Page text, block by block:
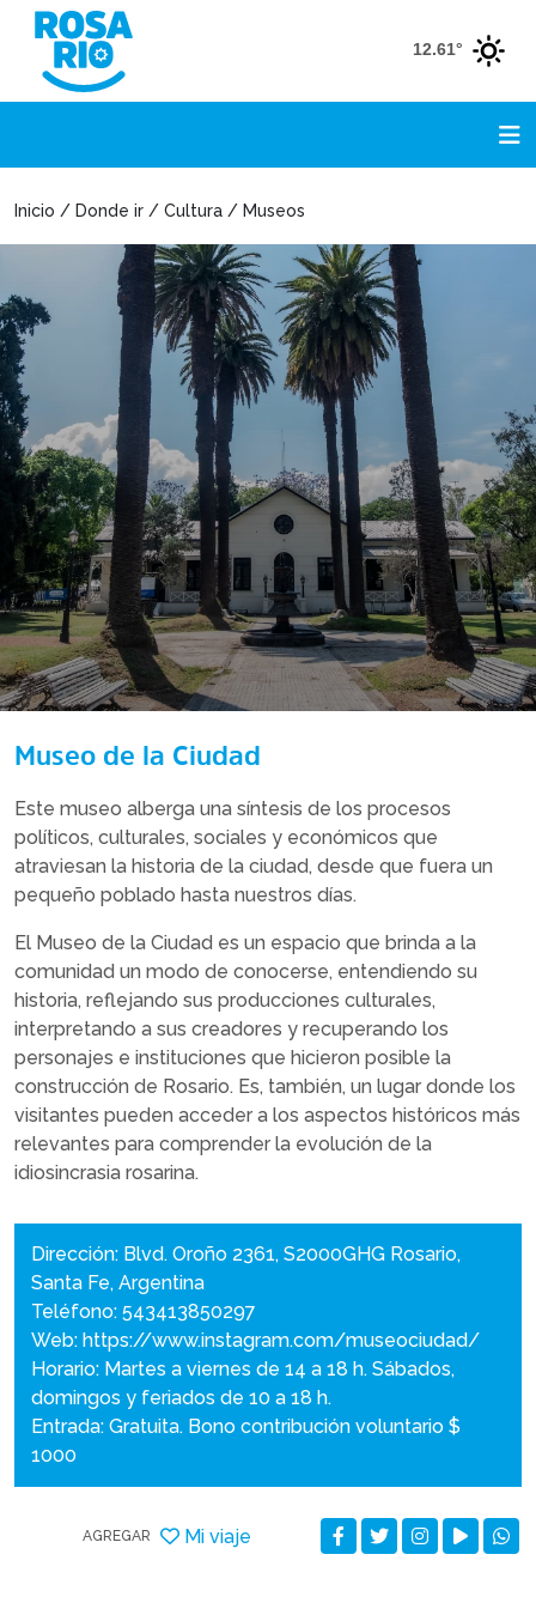
12.61°
Inicio / Donde ir / Cultura / Museos
Museo de la Ciudad
Este museo alberga una síntesis de los procesos
políticos, culturales, sociales y económicos que
atraviesan la historia de la ciudad, desde que fuera un
pequeño poblado hasta nuestros días.
El Museo de la Ciudad es un espacio que brinda a la
comunidad un modo de conocerse, entendiendo su
historia, reflejando sus producciones culturales,
interpretando a sus creadores y recuperando los
personajes e instituciones que hicieron posible la
construcción de Rosario. Es, también, un lugar donde los
visitantes pueden acceder a los aspectos históricos más
relevantes para comprender la evolución de la
idiosincrasia rosarina.
Dirección: Blvd. Oroño 2361, S2000GHG Rosario,
Santa Fe, Argentina
Teléfono: 543413850297
Web: https://www.instagram.com/museociudad/
Horario: Martes a viernes de 14 a 18 h. Sábados,
domingos y feriados de 10 a 18 h.
Entrada: Gratuita. Bono contribución voluntario $
1000
AGREGAR Mi viaje